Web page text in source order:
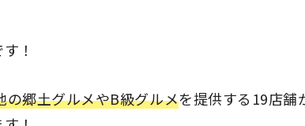
！
の郷土グルメやB級グルメを提供する19店舗